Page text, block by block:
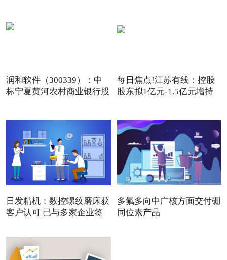
润和软件（300339）：中
标宁夏黄河农村商业银行股
每日焦点!江苏有线：控股
股东拟1亿元-1.5亿元增持
日发精机：数控螺纹磨床获
客户认可 已与多家企业签
多氟多向中广核方面交付硼
同位素产品